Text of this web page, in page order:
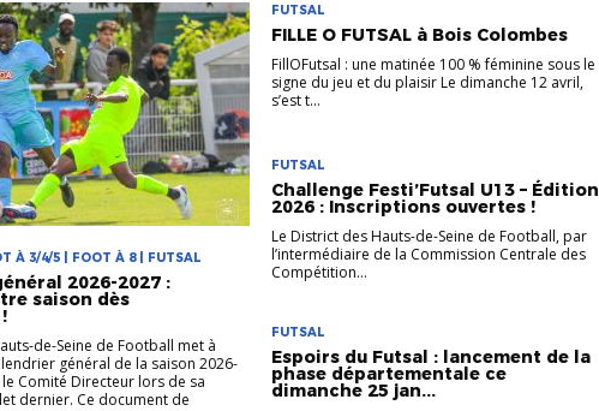
À 3/4/5 | FOOT À 8 | FUTSAL
2026-2027 :
saison dès
de-Seine de Football met à
général de la saison 2026-
Comité Directeur lors de sa
dernier. Ce document de
FUTSAL
FILLE O FUTSAL à Bois Colombes
FillOFutsal : une matinée 100 % féminine sous le
signe du jeu et du plaisir Le dimanche 12 avril,
s’est t...
FUTSAL
Challenge Festi’Futsal U13 – Édition
2026 : Inscriptions ouvertes !
Le District des Hauts-de-Seine de Football, par
l’intermédiaire de la Commission Centrale des
Compétition...
FUTSAL
Espoirs du Futsal : lancement de la
phase départementale ce
dimanche 25 jan...